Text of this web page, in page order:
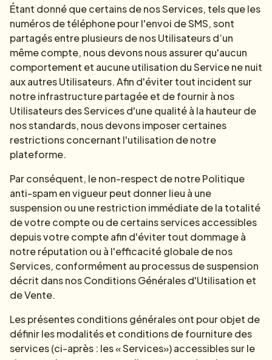
Étant donné que certains de nos Services, tels que les
numéros de téléphone pour l'envoi de SMS, sont
partagés entre plusieurs de nos Utilisateurs d’un
même compte, nous devons nous assurer qu'aucun
comportement et aucune utilisation du Service ne nuit
aux autres Utilisateurs. Afin d'éviter tout incident sur
notre infrastructure partagée et de fournir à nos
Utilisateurs des Services d'une qualité à la hauteur de
nos standards, nous devons imposer certaines
restrictions concernant l'utilisation de notre
plateforme.
Par conséquent, le non-respect de notre Politique
anti-spam en vigueur peut donner lieu à une
suspension ou une restriction immédiate de la totalité
de votre compte ou de certains services accessibles
depuis votre compte afin d'éviter tout dommage à
notre réputation ou à l'efficacité globale de nos
Services, conformément au processus de suspension
décrit dans nos Conditions Générales d'Utilisation et
de Vente.
Les présentes conditions générales ont pour objet de
définir les modalités et conditions de fourniture des
services (ci-après : les « Services») accessibles sur le